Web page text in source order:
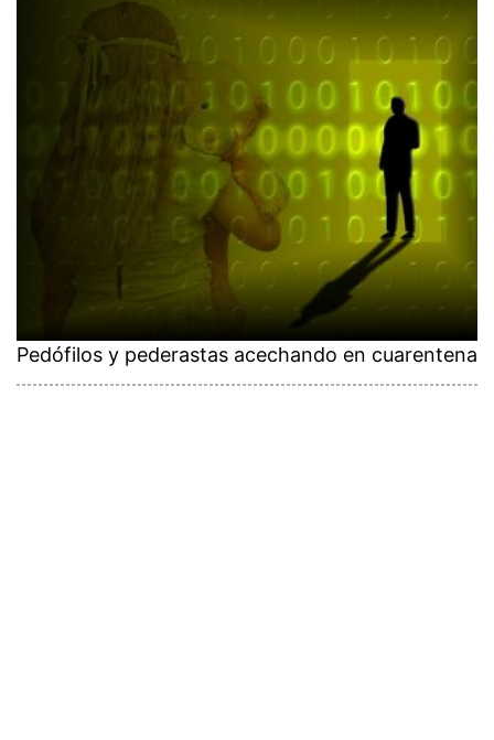
Pedófilos y pederastas acechando en cuarentena